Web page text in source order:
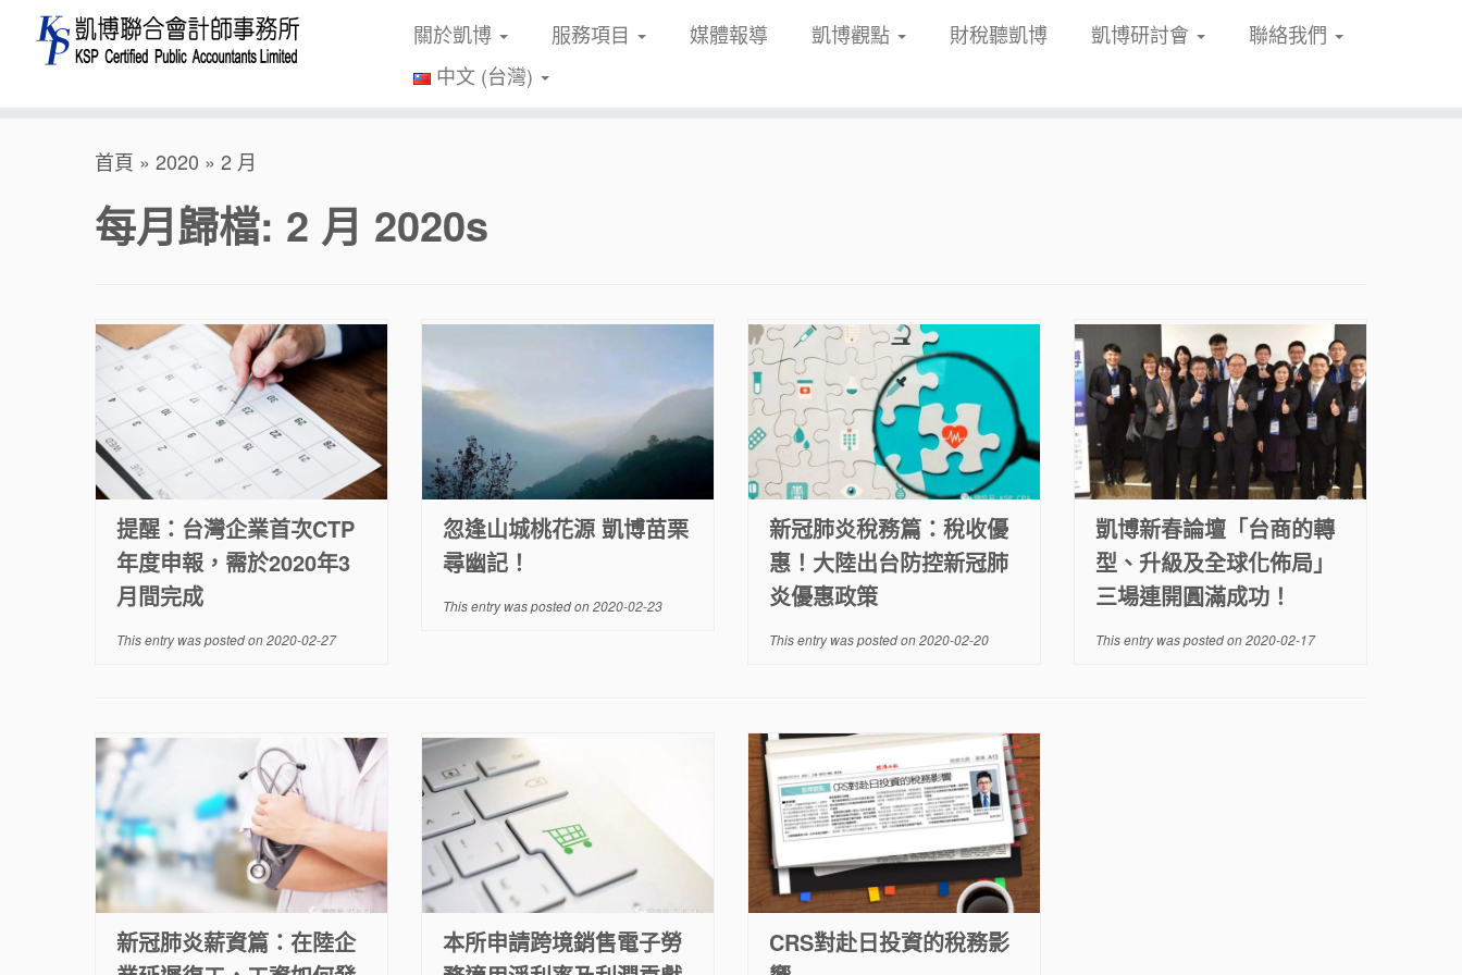
關於凱博 服務項目 媒體報導 凱博觀點 財稅聽凱博 凱博研討會
聯絡我們
中文 (台灣)
首頁 » 2020 » 2 月
每月歸檔: 2 月 2020s
提醒：台灣企業首次CTP
年度申報，需於2020年3
月間完成
This entry was posted on2020-02-27
忽逢山城桃花源 凱博苗栗
尋幽記！
This entry was posted on2020-02-23
新冠肺炎稅務篇：稅收優
惠！大陸出台防控新冠肺
炎優惠政策
This entry was posted on2020-02-20
凱博新春論壇「台商的轉
型、升級及全球化佈局」
三場連開圓滿成功！
This entry was posted on2020-02-17
新冠肺炎薪資篇：在陸企
本所申請跨境銷售電子勞
CRS對赴日投資的稅務影